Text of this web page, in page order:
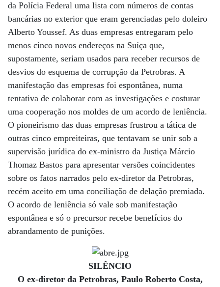
da Polícia Federal uma lista com números de contas
bancárias no exterior que eram gerenciadas pelo doleiro
Alberto Youssef. As duas empresas entregaram pelo
menos cinco novos endereços na Suíça que,
supostamente, seriam usados para receber recursos de
desvios do esquema de corrupção da Petrobras. A
manifestação das empresas foi espontânea, numa
tentativa de colaborar com as investigações e costurar
uma cooperação nos moldes de um acordo de leniência.
O pioneirismo das duas empresas frustrou a tática de
outras cinco empreiteiras, que tentavam se unir sob a
supervisão jurídica do ex-ministro da Justiça Márcio
Thomaz Bastos para apresentar versões coincidentes
sobre os fatos narrados pelo ex-diretor da Petrobras,
recém aceito em uma conciliação de delação premiada.
O acordo de leniência só vale sob manifestação
espontânea e só o precursor recebe benefícios do
abrandamento de punições.
SILÊNCIO
O ex-diretor da Petrobras, Paulo Roberto Costa,